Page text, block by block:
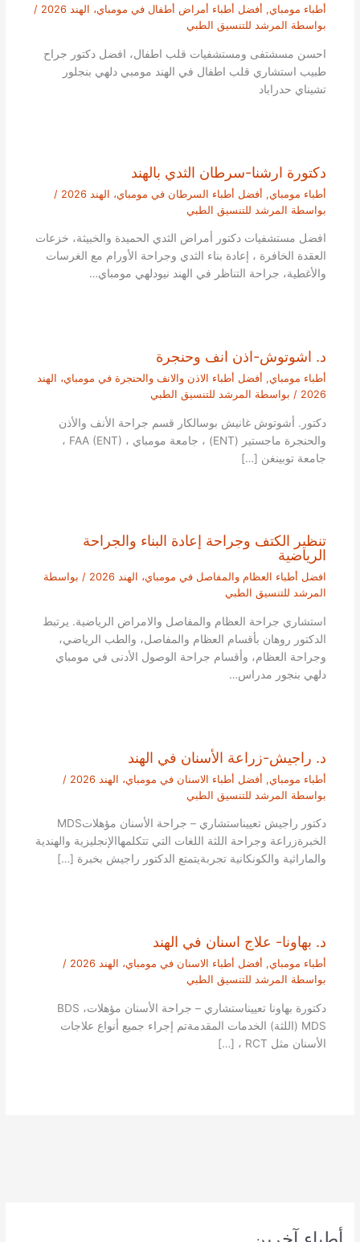
أطباء مومباي, أفضل أطباء أمراض أطفال في مومباي، الهند 2026
/
بواسطة المرشد للتنسيق الطبي
احسن مسشتفى ومستشفيات قلب اطفال، افضل دكتور جراح
طبيب استشاري قلب اطفال في الهند مومبي دلهي بنجلور
تشيناي حدراباد
دكتورة ارشنا-سرطان الثدي بالهند
أطباء مومباي, أفضل أطباء السرطان في مومباي، الهند 2026
/
بواسطة المرشد للتنسيق الطبي
افضل مستشفيات دكتور أمراض الثدي الحميدة والخبيثة، خزعات
العقدة الخافرة ، إعادة بناء الثدي وجراحة الأورام مع الغرسات
والأغطية، جراحة التناظر في الهند نيودلهي مومباي…
د. اشوتوش-اذن انف وحنجرة
أطباء مومباي, أفضل أطباء الاذن والانف والحنجرة في مومباي، الهند
2026 / بواسطة المرشد للتنسيق الطبي
دكتور. أشوتوش غانيش بوسالكار قسم جراحة الأنف والأذن
والحنجرة ماجستير (ENT) ، جامعة مومباي ، FAA (ENT) ،
جامعة توبينغن […]
تنظير الكتف وجراحة إعادة البناء والجراحة
الرياضية
افضل أطباء العظام والمفاصل في مومباي، الهند 2026
/ بواسطة
المرشد للتنسيق الطبي
استشاري جراحة العظام والمفاصل والامراض الرياضية. يرتبط
الدكتور روهان بأقسام العظام والمفاصل، والطب الرياضي،
وجراحة العظام، وأقسام جراحة الوصول الأدنى في مومباي
دلهي بنجور مدراس…
د. راجيش-زراعة الأسنان في الهند
أطباء مومباي, أفضل أطباء الاسنان في مومباي، الهند 2026
/
بواسطة المرشد للتنسيق الطبي
دكتور راجيش تعييناستشاري – جراحة الأسنان مؤهلاتMDS
الخبرةزراعة وجراحة اللثة اللغات التي تتكلمهاالإنجليزية والهندية
والماراثية والكونكانية تجربةيتمتع الدكتور راجيش بخبرة […]
د. بهاونا- علاج اسنان في الهند
أطباء مومباي, أفضل أطباء الاسنان في مومباي، الهند 2026
/
بواسطة المرشد للتنسيق الطبي
دكتورة بهاونا تعييناستشاري – جراحة الأسنان مؤهلاتBDS ،
MDS (اللثة) الخدمات المقدمةتم إجراء جميع أنواع علاجات
الأسنان مثل RCT ، […]